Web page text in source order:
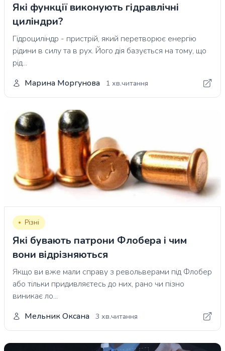
Які функції виконують гідравлічні
циліндри?
Гідроциліндр - пристрій, який перетворює енергію
рідини в силу та в рух. Його дія базується на тому, що
рід...
Марина Моргунова
1 хв.читання
Різні
Які бувають патрони Флобера і чим
вони відрізняються
Якщо ви вже мали справу з револьверами під Флобер
або тільки придивляєтесь до них, рано чи пізно
виникає ло...
Мельник Оксана
3 хв.читання